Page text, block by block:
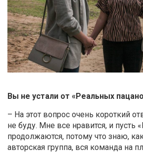
Вы не устали от «Реальных
– На этот вопрос очень короткий
не буду. Мне все нравится, и пусть
продолжаются, потому что знаю,
авторская группа, вся команда на